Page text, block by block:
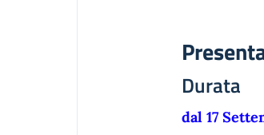
Durata
dal 17